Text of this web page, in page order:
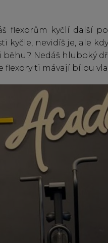
flexorům kyčlí další
kyčle, nevidíš je, ale
Nedáš hluboký
flexory ti mávají bílou